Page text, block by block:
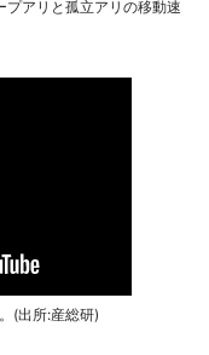
アリと孤立アリの移動速
(出所:産総研)